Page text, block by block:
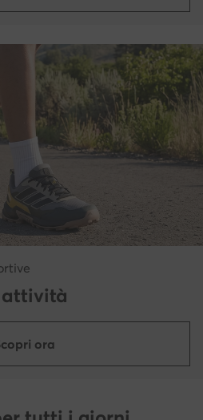
attività
ora